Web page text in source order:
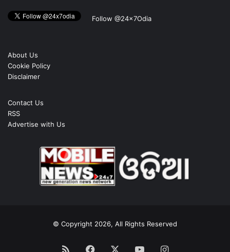
Follow @24x7Odia
About Us
Cookie Policy
Disclaimer
Contact Us
RSS
Advertise with Us
© Copyright 2026, All Rights Reserved
RSS Facebook YouTubeInstagram